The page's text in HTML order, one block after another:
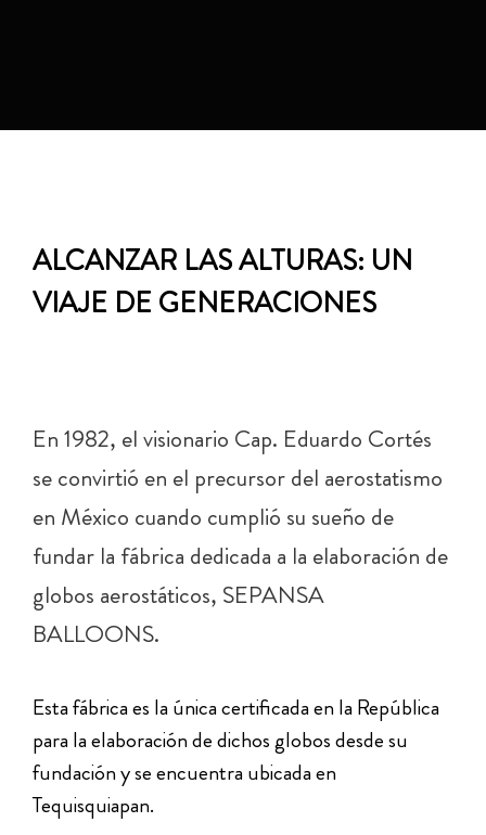
ALCANZAR LAS ALTURAS: UN
VIAJE DE GENERACIONES
En 1982, el visionario Cap. Eduardo Cortés
se convirtió en el precursor del aerostatismo
en México cuando cumplió su sueño de
fundar la fábrica dedicada a la elaboración de
globos aerostáticos, SEPANSA
BALLOONS.
Esta fábrica es la única certificada en la República
para la elaboración de dichos globos desde su
fundación y se encuentra ubicada en
Tequisquiapan.